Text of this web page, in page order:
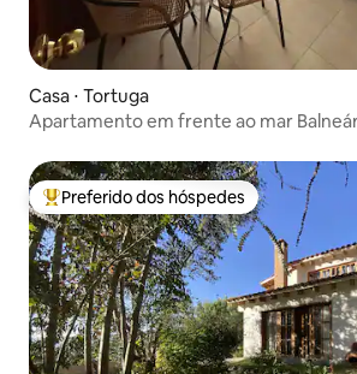
Casa ⋅ Tortuga
Apartamento em frente ao mar
Entre os melhores preferidos dos
Preferido dos hóspedes